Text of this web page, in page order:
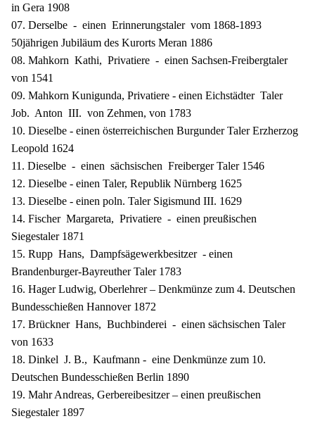
in Gera 1908
07. Derselbe - einen Erinnerungstaler vom 1868-1893
50jährigen Jubiläum des Kurorts Meran 1886
08. Mahkorn Kathi, Privatiere - einen Sachsen-Freibergtaler
von 1541
09. Mahkorn Kunigunda, Privatiere - einen Eichstädter Taler
Job. Anton III. von Zehmen, von 1783
10. Dieselbe - einen österreichischen Burgunder Taler Erzherzog
Leopold 1624
11. Dieselbe - einen sächsischen Freiberger Taler 1546
12. Dieselbe - einen Taler, Republik Nürnberg 1625
13. Dieselbe - einen poln. Taler Sigismund III. 1629
14. Fischer Margareta, Privatiere - einen preußischen
Siegestaler 1871
15. Rupp Hans, Dampfsägewerkbesitzer - einen
Brandenburger-Bayreuther Taler 1783
16. Hager Ludwig, Oberlehrer – Denkmünze zum 4. Deutschen
Bundesschießen Hannover 1872
17. Brückner Hans, Buchbinderei - einen sächsischen Taler
von 1633
18. Dinkel J. B., Kaufmann - eine Denkmünze zum 10.
Deutschen Bundesschießen Berlin 1890
19. Mahr Andreas, Gerbereibesitzer – einen preußischen
Siegestaler 1897